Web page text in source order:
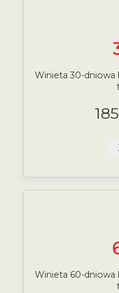
Winieta 30-dniowa
Winieta 60-dniowa